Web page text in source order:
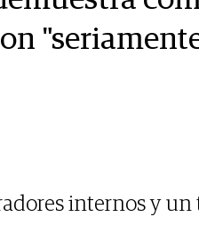
internos y un